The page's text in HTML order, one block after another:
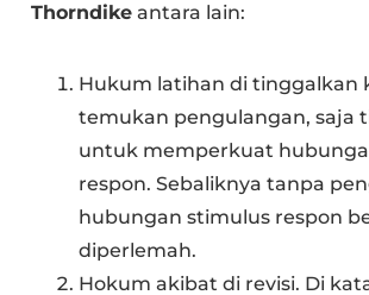
Thorndike antara lain:
Hukum latihan di tinggalkan
temukan pengulangan, saja
untuk memperkuat
respon. Sebaliknya tanpa
hubungan stimulus respon
diperlemah.
Hokum akibat di revisi. Di